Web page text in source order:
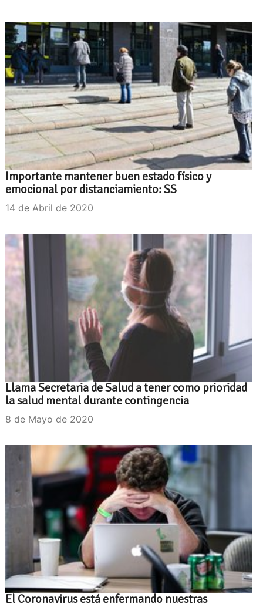
Importante mantener buen estado físico y
emocional por distanciamiento: SS
14 de Abril de 2020
Llama Secretaria de Salud a tener como prioridad
la salud mental durante contingencia
8 de Mayo de 2020
El Coronavirus está enfermando nuestras